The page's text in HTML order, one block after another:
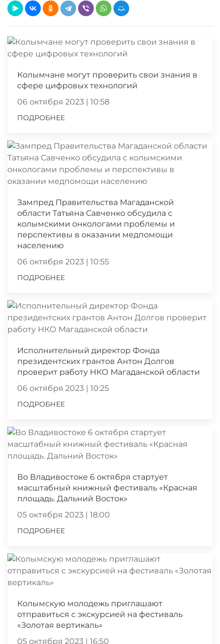
Колымчане могут проверить свои знания в
сфере цифровых технологий
06 октября 2023 | 10:58
ПОДРОБНЕЕ
Зампред Правительства Магаданской
области Татьяна Савченко обсудила с
колымскими онкологами проблемы и
перспективы в оказании медпомощи
населению
06 октября 2023 | 10:55
ПОДРОБНЕЕ
Исполнительный директор Фонда
президентских грантов Антон Долгов
проверит работу НКО Магаданской области
06 октября 2023 | 10:25
ПОДРОБНЕЕ
Во Владивостоке 6 октября стартует
масштабный книжный фестиваль «Красная
площадь. Дальний Восток»
05 октября 2023 | 18:00
ПОДРОБНЕЕ
Колымскую молодежь приглашают
отправиться с экскурсией на фестиваль
«Золотая вертикаль»
05 октября 2023 | 16:50